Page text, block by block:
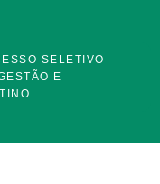
SELETIVO
E